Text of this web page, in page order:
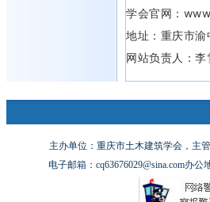
学会官网：
地址： 重庆市
网站负责人：李
主办单位：重庆市土木建筑学会，主
电子邮箱：cq63676029@sina.com办